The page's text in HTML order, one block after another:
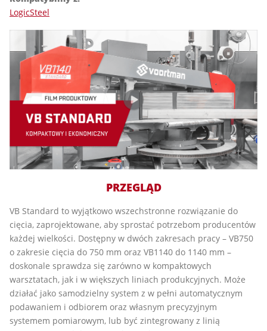
LogicSteel
PRZEGLĄD
VB Standard to wyjątkowo wszechstronne rozwiązanie do
cięcia, zaprojektowane, aby sprostać potrzebom producentów
każdej wielkości. Dostępny w dwóch zakresach pracy – VB750
o zakresie cięcia do 750 mm oraz VB1140 do 1140 mm –
doskonale sprawdza się zarówno w kompaktowych
warsztatach, jak i w większych liniach produkcyjnych. Może
działać jako samodzielny system z w pełni automatycznym
podawaniem i odbiorem oraz własnym precyzyjnym
systemem pomiarowym, lub być zintegrowany z linią